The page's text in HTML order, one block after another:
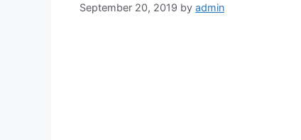
September 20, 2019 by admin